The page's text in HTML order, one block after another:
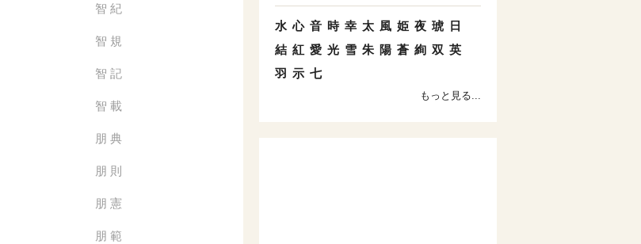
智 紀
智 規
智 記
智 載
朋 典
朋 則
朋 憲
朋 範
水 心 音 時 幸 太 風 姫 夜 琥
日
結 紅 愛 光 雪 朱 陽 蒼 絢 双 英
羽 示 七
もっと見る...